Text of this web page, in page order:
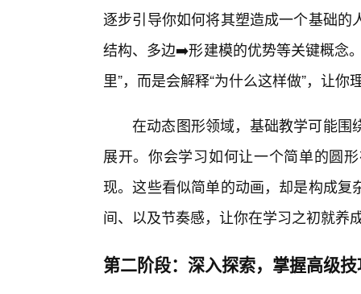
逐步引导你如何将其塑造成一个基础
结构、多边➡️形建模的优势等关键概念
里”，而是会解释“为什么这样做”，让
在动态图形领域，基础教学可能围
展开。你会学习如何让一个简单的圆
现。这些看似简单的动画，却是构成
间、以及节奏感，让你在学习之初就养
第二阶段：深入探索，掌握高级